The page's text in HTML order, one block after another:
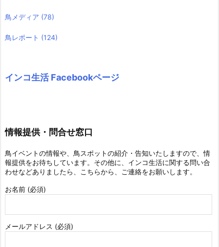
鳥メディア (78)
鳥レポート (124)
インコ生活 Facebookページ
情報提供・問合せ窓口
鳥イベントの情報や、鳥スポットの紹介・告知いたしますので、情
報提供をお待ちしています。その他に、インコ生活に関する問い合
わせなどありましたら、こちらから、ご連絡をお願いします。
お名前 (必須)
メールアドレス (必須)